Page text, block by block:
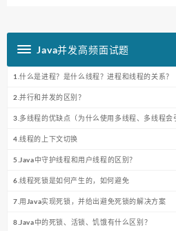
Java并发高频面试题
1.什么是进程？是什么线程？进程和线程的关系？
2.并行和并发的区别？
3.多线程的优缺点（为什么使用多线程、多线程会
4.线程的上下文切换
5.Java中守护线程和用户线程的区别？
6.线程死锁是如何产生的，如何避免
7.用Java实现死锁，并给出避免死锁的解决方案
8.Java中的死锁、活锁、饥饿有什么区别？